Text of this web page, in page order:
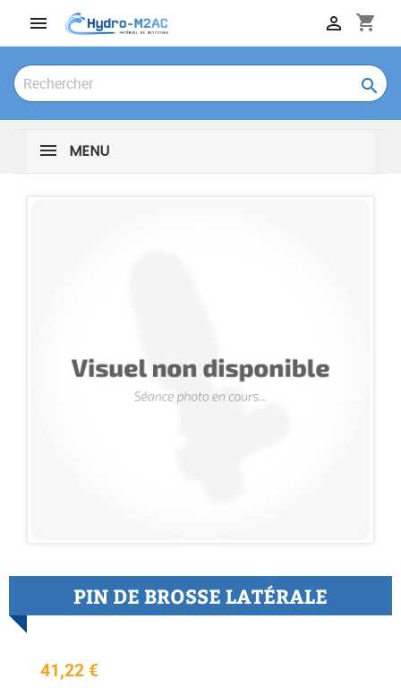
 shopping_cart


MENU
PIN DE BROSSE LATÉRALE
41,22 €